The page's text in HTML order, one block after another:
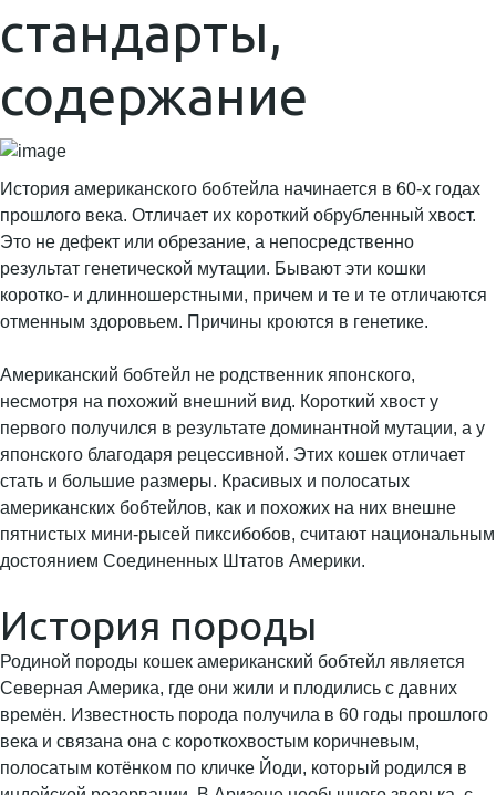
стандарты,
содержание
История американского бобтейла начинается в 60-х годах
прошлого века. Отличает их короткий обрубленный хвост.
Это не дефект или обрезание, а непосредственно
результат генетической мутации. Бывают эти кошки
коротко- и длинношерстными, причем и те и те отличаются
отменным здоровьем. Причины кроются в генетике.
Американский бобтейл не родственник японского,
несмотря на похожий внешний вид. Короткий хвост у
первого получился в результате доминантной мутации, а у
японского благодаря рецессивной. Этих кошек отличает
стать и большие размеры. Красивых и полосатых
американских бобтейлов, как и похожих на них внешне
пятнистых мини-рысей пиксибобов, считают национальным
достоянием Соединенных Штатов Америки.
История породы
Родиной породы кошек американский бобтейл является
Северная Америка, где они жили и плодились с давних
времён. Известность порода получила в 60 годы прошлого
века и связана она с короткохвостым коричневым,
полосатым котёнком по кличке Йоди, который родился в